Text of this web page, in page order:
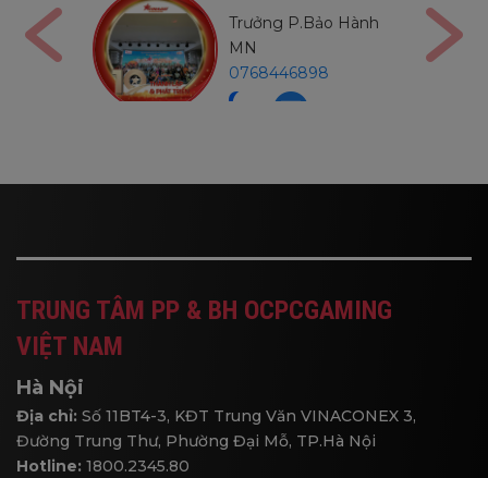
Hành
Trưởng P.Bảo Hành
MB
0971234540
TRUNG TÂM PP & BH OCPCGAMING
VIỆT NAM
Hà Nội
Địa chỉ: Số 11BT4-3, KĐT Trung Văn VINACONEX 3,
Đường Trung Thư, Phường Đại Mỗ, TP.Hà Nội
Hotline: 1800.2345.80